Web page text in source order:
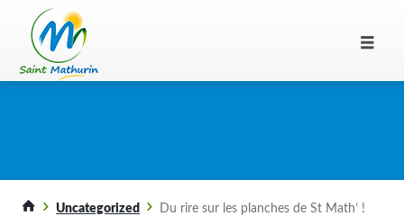
Uncategorized Du rire sur les planches de St Math’ !